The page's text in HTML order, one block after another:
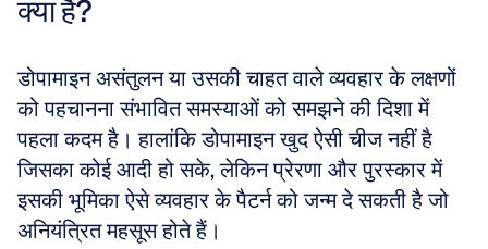
क्या हैं?
डोपामाइन असंतुलन या उसकी चाहत वाले व्यवहार के लक्षणों
को पहचानना संभावित समस्याओं को समझने की दिशा में
पहला कदम है। हालांकि डोपामाइन खुद ऐसी चीज नहीं है
जिसका कोई आदी हो सके, लेकिन प्रेरणा और पुरस्कार में
इसकी भूमिका ऐसे व्यवहार के पैटर्न को जन्म दे सकती है जो
अनियंत्रित महसूस होते हैं।